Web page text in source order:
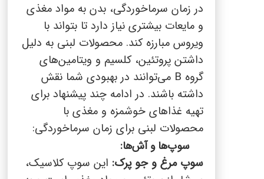
در زمان سرماخوردگی، بدن به مواد مغذی
و مایعات بیشتری نیاز دارد تا بتواند با
ویروس مبارزه کند. محصولات لبنی به دلیل
داشتن پروتئین، کلسیم و ویتامین‌های
گروه B می‌توانند در بهبودی شما نقش
داشته باشند. در ادامه چند پیشنهاد برای
تهیه غذاهای خوشمزه و مغذی با
محصولات لبنی برای زمان سرماخوردگی:
سوپ‌ها و آش‌ها:
سوپ مرغ و جو پرک: این سوپ کلاسیک،